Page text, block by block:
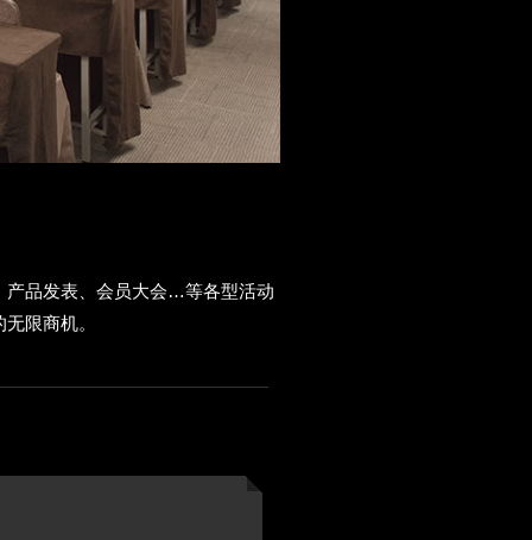
产品发表、会员大会…等各型活动
限商机。